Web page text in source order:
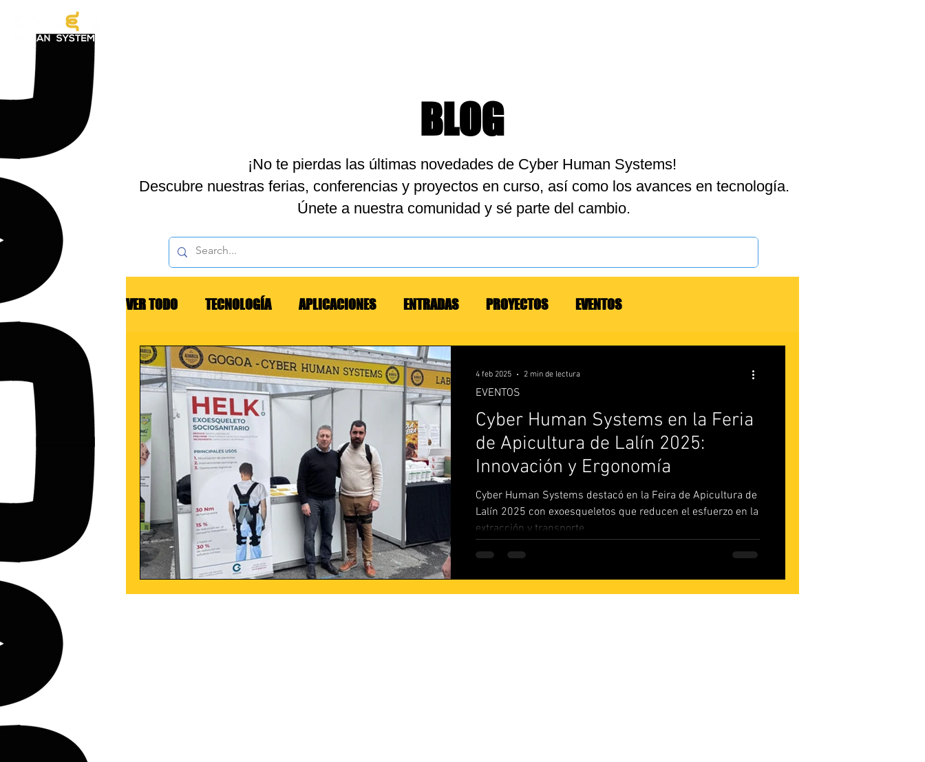
BLOG
¡No te pierdas las últimas novedades de Cyber Human Systems!
Descubre nuestras ferias, conferencias y proyectos en curso, así como los avances en tecnología.
Únete a nuestra comunidad y sé parte del cambio.
VER TODO TECNOLOGÍA APLICACIONES ENTRADAS PROYECTOS EVENTOS
Cyber Human Systems en la Feria
de Apicultura de Lalín 2025:
Innovación y Ergonomía
Cyber Human Systems destacó en la Feira de Apicultura de
Lalín 2025 con exoesqueletos que reducen el esfuerzo en la
extracción y transporte.
EVENTOS
4 feb 2025 2 min de lectura